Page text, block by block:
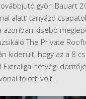
győri Bauart
alatt’ tanyázó
azonban kisebb
The Private
kiderült, hogy az a 8
Extraliga hétvégi
fölött’ volt.